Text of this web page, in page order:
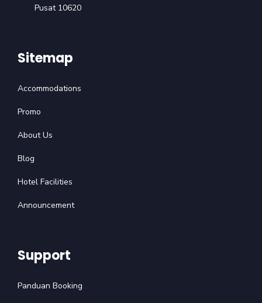
Pusat 10620
Sitemap
Accommodations
Promo
About Us
Blog
Hotel Facilities
Announcement
Support
Panduan Booking